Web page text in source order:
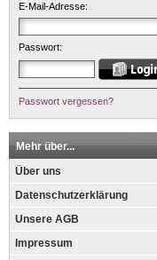
E-Mail-Adresse:
Passwort:
Passwort vergessen?
Mehr über...
Über uns
Datenschutzerklärung
Unsere AGB
Impressum